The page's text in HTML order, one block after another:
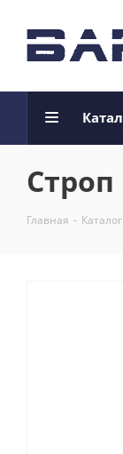
Строп
Главная - Каталог